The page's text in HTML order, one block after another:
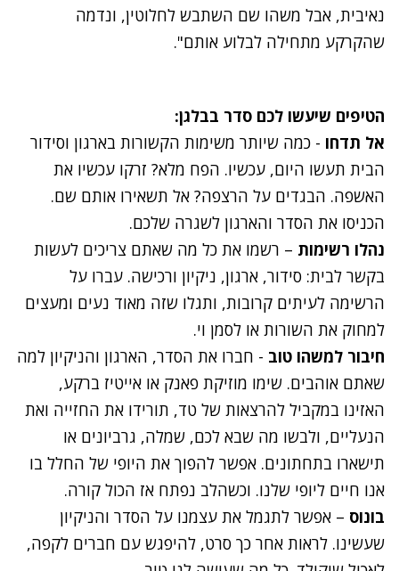
נאיבית, אבל משהו שם השתבש לחלוטין, ונדמה
שהקרקע מתחילה לבלוע אותם".
הטיפים שיעשו לכם סדר בבלגן:
אל תדחו - כמה שיותר משימות הקשורות בארגון וסידור
הבית תעשו היום, עכשיו. הפח מלא? זרקו עכשיו את
האשפה. הבגדים על הרצפה? אל תשאירו אותם שם.
הכניסו את הסדר והארגון לשגרה שלכם.
נהלו רשימות – רשמו את כל מה שאתם צריכים לעשות
בקשר לבית: סידור, ארגון, ניקיון ורכישה. עברו על
הרשימה לעיתים קרובות, ותגלו שזה מאוד נעים ומעצים
למחוק את השורות או לסמן וי.
חיבור למשהו טוב - חברו את הסדר, הארגון והניקיון למה
שאתם אוהבים. שימו מוזיקת פאנק או אייטיז ברקע,
האזינו במקביל להרצאות של טד, תורידו את החזייה ואת
הנעליים, ולבשו מה שבא לכם, שמלה, גרביונים או
תישארו בתחתונים. אפשר להפוך את היופי של החלל בו
אנו חיים ליופי שלנו. וכשהלב נפתח אז הכול קורה.
בונוס – אפשר לתגמל את עצמנו על הסדר והניקיון
שעשינו. לראות אחר כך סרט, להיפגש עם חברים לקפה,